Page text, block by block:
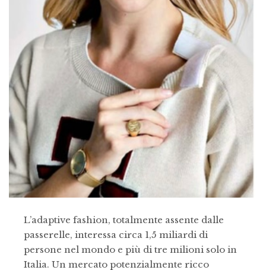
L’adaptive fashion, totalmente assente dalle
passerelle, interessa circa 1,5 miliardi di
persone nel mondo e più di tre milioni solo in
Italia. Un mercato potenzialmente ricco